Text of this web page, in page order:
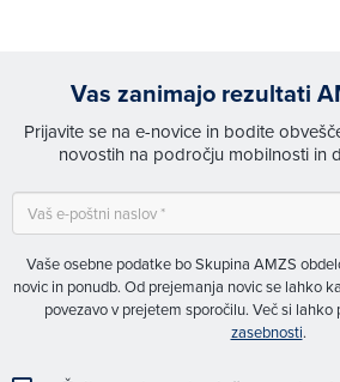
Vas zanimajo rezultati
Prijavite se na e-novice in bodite
novostih na področju mobilnosti in
Vaše osebne podatke bo Skupina AMZS
novic in ponudb. Od prejemanja novic se lahko
povezavo v prejetem sporočilu. Več si lahko
zasebnosti.